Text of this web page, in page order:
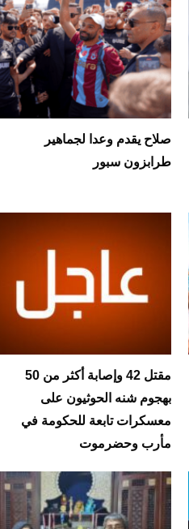
صلاح يقدم وعدا لجماهير
طرابزون سبور
مقتل 42 وإصابة أكثر من 50
بهجوم شنه الحوثيون على
معسكرات تابعة للحكومة في
مأرب وحضرموت